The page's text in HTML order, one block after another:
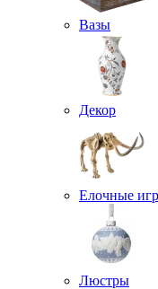
Вазы
Декор
Елочные
Люстры